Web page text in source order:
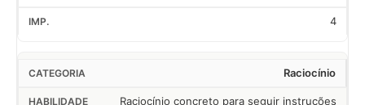
4
Raciocínio
Raciocínio concreto para seguir instruções